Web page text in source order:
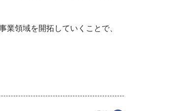
領域を開拓していくことで、